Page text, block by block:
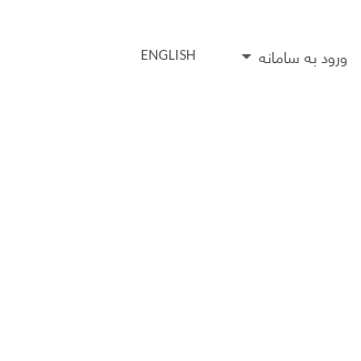
ورود به سامانه ENGLISH